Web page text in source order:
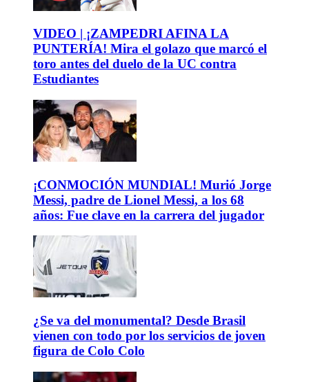
VIDEO | ¡ZAMPEDRI AFINA LA
PUNTERÍA! Mira el golazo que marcó el
toro antes del duelo de la UC contra
Estudiantes
¡CONMOCIÓN MUNDIAL! Murió Jorge
Messi, padre de Lionel Messi, a los 68
años: Fue clave en la carrera del jugador
¿Se va del monumental? Desde Brasil
vienen con todo por los servicios de joven
figura de Colo Colo